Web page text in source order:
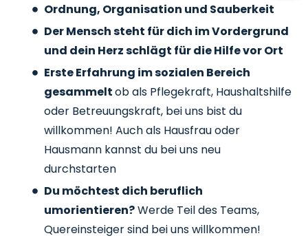
Ordnung, Organisation und Sauberkeit
Der Mensch steht für dich im Vordergrund
und dein Herz schlägt für die Hilfe vor Ort
Erste Erfahrung im sozialen Bereich
gesammeltob als Pflegekraft, Haushaltshilfe
oder Betreuungskraft, bei uns bist du
willkommen! Auch als Hausfrau oder
Hausmann kannst du bei uns neu
durchstarten
Du möchtest dich beruflich
umorientieren?Werde Teil des Teams,
Quereinsteiger sind bei uns willkommen!